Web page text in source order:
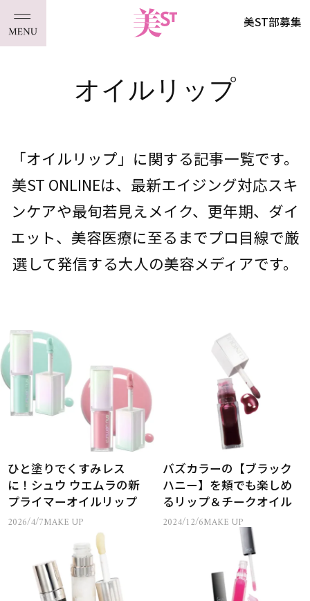
美ST部募集
オイルリップ
「オイルリップ」に関する記事一覧です。
美ST ONLINEは、最新エイジング対応スキ
ンケアや最旬若見えメイク、更年期、ダイ
エット、美容医療に至るまでプロ目線で厳
選して発信する大人の美容メディアです。
ひと塗りでくすみレス
に！シュウ ウエムラの新
プライマーオイルリップ
2026/4/7MAKE UP
バズカラーの【ブラック
ハニー】を頬でも楽しめ
るリップ＆チークオイル
2024/12/6MAKE UP